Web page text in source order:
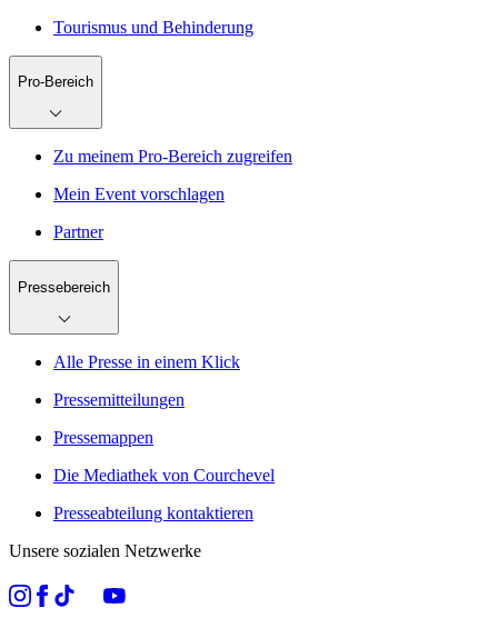
Tourismus und Behinderung
Pro-Bereich
Zu meinem Pro-Bereich zugreifen
Mein Event vorschlagen
Partner
Pressebereich
Alle Presse in einem Klick
Pressemitteilungen
Pressemappen
Die Mediathek von Courchevel
Presseabteilung kontaktieren
Unsere sozialen Netzwerke